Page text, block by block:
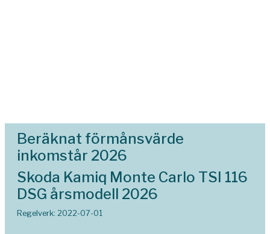
Beräknat förmånsvärde
inkomstår 2026
Skoda Kamiq Monte Carlo TSI 116
DSG årsmodell 2026
Regelverk: 2022-07-01